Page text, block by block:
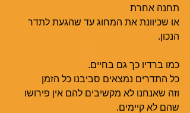
תחנה אחרת
או שכיוונת את המחוג עד שהגעת לתדר
הנכון.
כמו ברדיו כך גם בחיים.
כל התדרים נמצאים סביבנו כל הזמן
וזה שאנחנו לא מקשיבים להם אין פירושו
שהם לא קיימים.